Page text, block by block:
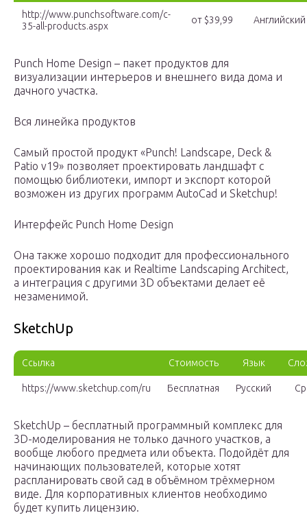
http://www.punchsoftware.com/c-
35-all-products.aspx
от $39,99 Английский
Punch Home Design – пакет продуктов для
визуализации интерьеров и внешнего вида дома и
дачного участка.
Вся линейка продуктов
Самый простой продукт «Punch! Landscape, Deck &
Patio v19» позволяет проектировать ландшафт с
помощью библиотеки, импорт и экспорт которой
возможен из других программ AutoCad и Sketchup!
Интерфейс Punch Home Design
Она также хорошо подходит для профессионального
проектирования как и Realtime Landscaping Architect,
а интеграция с другими 3D объектами делает её
незаменимой.
SketchUp
Ссылка Стоимость Язык
https://www.sketchup.com/ru Бесплатная Русский
SketchUp – бесплатный программный комплекс для
3D-моделирования не только дачного участков, а
вообще любого предмета или объекта. Подойдёт для
начинающих пользователей, которые хотят
распланировать свой сад в объёмном трёхмерном
виде. Для корпоративных клиентов необходимо
будет купить лицензию.